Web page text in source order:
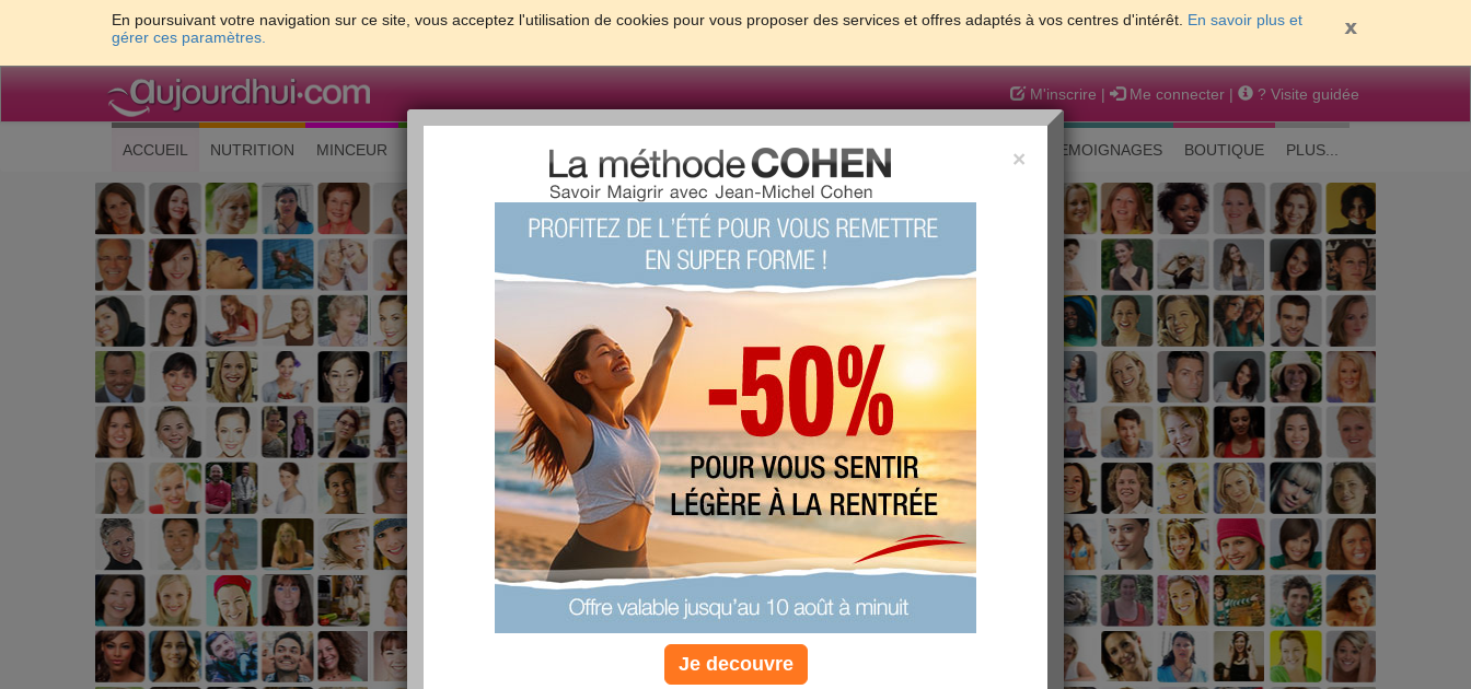
En poursuivant votre navigation sur ce site, vous acceptez l'utilisation de cookies pour vous proposer des services et offres adaptés à vos centres d'intérêt. En savoir plus et
gérer ces paramètres.
M'inscrire | Me connecter | ? Visite guidée
ACCUEIL (current)
NUTRITION MINCEUR FORME & SANTE PSYCHO & TESTS GROSSESSE & BEBE TEMOIGNAGES BOUTIQUE PLUS...
Les meilleures solutions pour maigrir et être bien dans sa peau
PLUS
EFFICACE
PLUS
SANTÉ
PLUS
COACHING
Non, je préfère le régime gratuit
×
Je decouvre